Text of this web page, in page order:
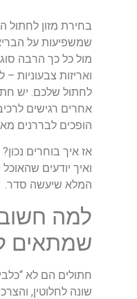
בחירת מזון לחתול
שמשפיעות על
מול כל כך הרבה
ואריזות
לחתול שלכם. יש
אחרים רגישים
הופכים לבררנים
אז איך בוחרים
ואיך יודעים
המלא שיעשה סדר.
למה חשוב
שמתאים
חתולים הם לא
שונה לחלוטין,